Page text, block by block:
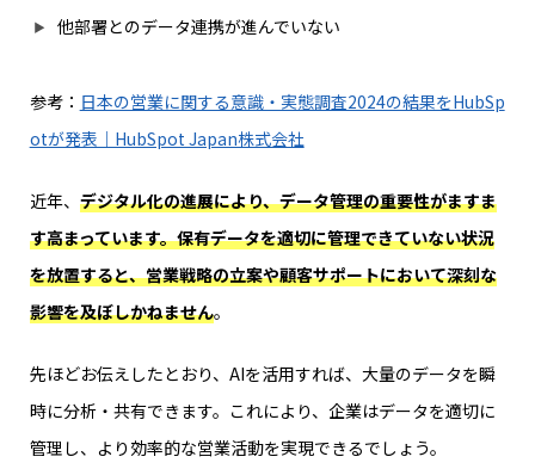
他部署とのデータ連携が進んでいない
参考： 日本の営業に関する意識・実態調査2024の結果をHubSp
otが発表｜HubSpot Japan株式会社
近年、 デジタル化の進展により、データ管理の重要性がますま
す高まっています。保有データを適切に管理できていない状況
を放置すると、営業戦略の立案や顧客サポートにおいて深刻な
影響を及ぼしかねません。
先ほどお伝えしたとおり、AIを活用すれば、大量のデータを瞬
時に分析・共有できます。これにより、企業はデータを適切に
管理し、より効率的な営業活動を実現できるでしょう。